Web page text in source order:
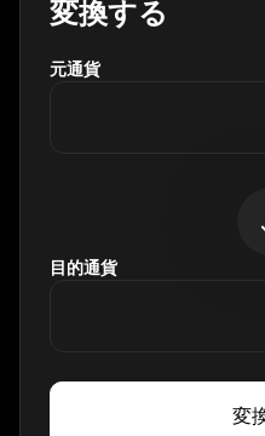
変換する
元通貨
目的通貨
変